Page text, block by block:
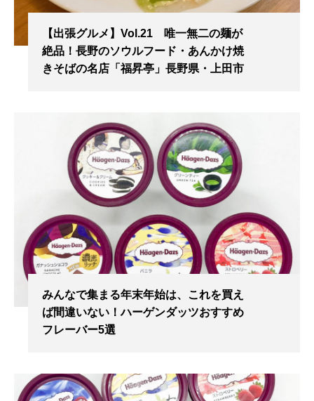
【出張グルメ】Vol.21 唯一無二の麺が
絶品！長野のソウルフード・あんかけ焼
きそばの名店「福昇亭」長野県・上田市
みんなで集まる年末年始は、これを買え
ば間違いない！ハーゲンダッツおすすめ
フレーバー5選